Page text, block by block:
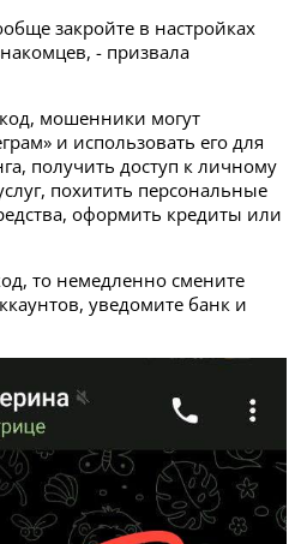
закройте в настройках
- призвала
мошенники могут
и использовать его для
получить доступ к личному
похитить персональные
оформить кредиты или
то немедленно смените
уведомите банк и